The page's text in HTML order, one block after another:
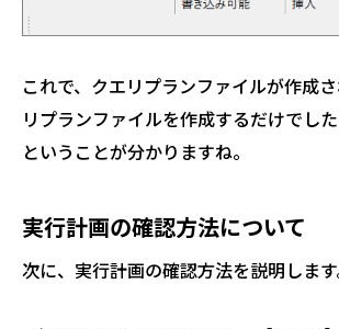
これで、クエリプランファイルが作成
リプランファイルを作成するだけでし
ということが分かりますね。
実行計画の確認方法について
次に、実行計画の確認方法を説明します